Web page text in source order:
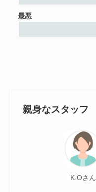
最悪
親身なスタッフ
K.Oさん